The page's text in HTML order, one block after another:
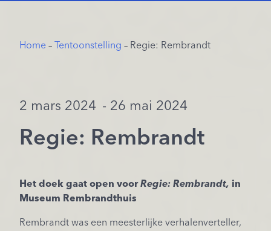
Home – Tentoonstelling – Regie: Rembrandt
2 mars 2024 - 26 mai 2024
Regie: Rembrandt
Het doek gaat open voorRegie: Rembrandt, in
Museum Rembrandthuis
Rembrandt was een meesterlijke verhalenverteller,